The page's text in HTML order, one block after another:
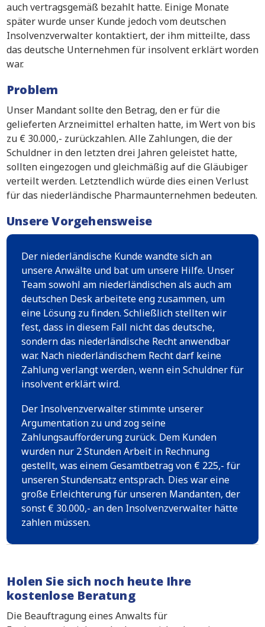
auch vertragsgemäß bezahlt hatte. Einige Monate
später wurde unser Kunde jedoch vom deutschen
Insolvenzverwalter kontaktiert, der ihm mitteilte, dass
das deutsche Unternehmen für insolvent erklärt worden
war.
Problem
Unser Mandant sollte den Betrag, den er für die
gelieferten Arzneimittel erhalten hatte, im Wert von bis
zu € 30.000,- zurückzahlen. Alle Zahlungen, die der
Schuldner in den letzten drei Jahren geleistet hatte,
sollten eingezogen und gleichmäßig auf die Gläubiger
verteilt werden. Letztendlich würde dies einen Verlust
für das niederländische Pharmaunternehmen bedeuten.
Unsere Vorgehensweise
Der niederländische Kunde wandte sich an
unsere Anwälte und bat um unsere Hilfe. Unser
Team sowohl am niederländischen als auch am
deutschen Desk arbeitete eng zusammen, um
eine Lösung zu finden. Schließlich stellten wir
fest, dass in diesem Fall nicht das deutsche,
sondern das niederländische Recht anwendbar
war. Nach niederländischem Recht darf keine
Zahlung verlangt werden, wenn ein Schuldner für
insolvent erklärt wird.
Der Insolvenzverwalter stimmte unserer
Argumentation zu und zog seine
Zahlungsaufforderung zurück. Dem Kunden
wurden nur 2 Stunden Arbeit in Rechnung
gestellt, was einem Gesamtbetrag von € 225,- für
unseren Stundensatz entsprach. Dies war eine
große Erleichterung für unseren Mandanten, der
sonst € 30.000,- an den Insolvenzverwalter hätte
zahlen müssen.
Holen Sie sich noch heute Ihre
kostenlose Beratung
Die Beauftragung eines Anwalts für